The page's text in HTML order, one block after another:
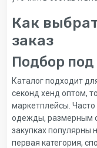
Как
заказ
Подбор
Каталог подходит
секонд хенд оптом,
маркетплейсы. Часто
одежды, размерным
закупках популярны
первая категория,